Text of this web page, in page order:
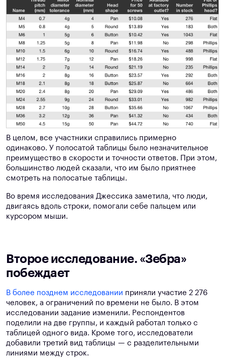
В целом, все участники справились примерно
одинаково. У полосатой таблицы было незначительное
преимущество в скорости и точности ответов. При этом,
большинство людей сказали, что им было приятнее
смотреть на полосатые таблицы.
Во время исследования Джессика заметила, что люди,
двигаясь вдоль строки, помогали себе пальцем или
курсором мыши.
Второе исследование. «Зебра»
побеждает
В более позднем исследовании приняли участие 2 276
человек, а ограничений по времени не было. В этом
исследовании задание изменили. Респондентов
поделили на две группы, и каждый работал только с
таблицей одного вида. Кроме того, исследователи
добавили третий вид таблицы — с разделительными
линиями между строк.